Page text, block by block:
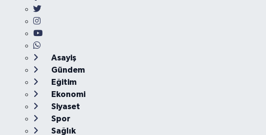
Asayiş
Gündem
Eğitim
Ekonomi
Siyaset
Spor
Sağlık